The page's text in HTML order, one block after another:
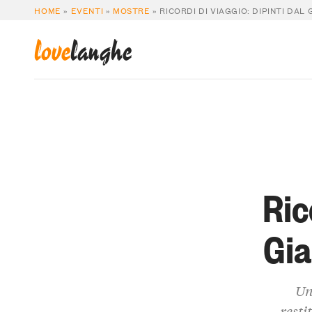
HOME » EVENTI » MOSTRE » RICORDI DI VIAGGIO: DIPINTI DAL
lovelanghe